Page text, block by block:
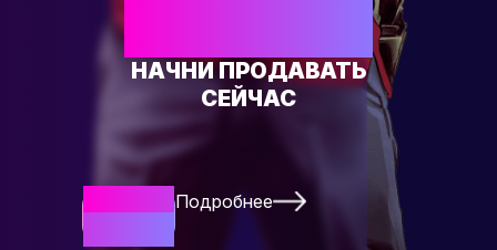
НАЧНИ ПРОДАВАТЬ
СЕЙЧАС
Сейчас
Подробнее